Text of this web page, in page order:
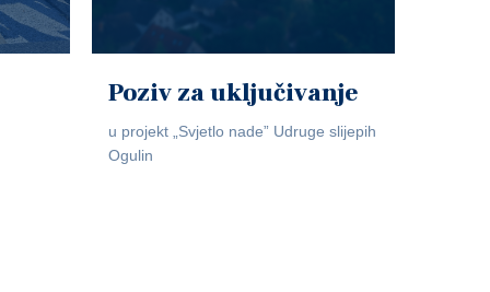
Poziv za uključivanje
u projekt „Svjetlo nade” Udruge slijepih
Ogulin